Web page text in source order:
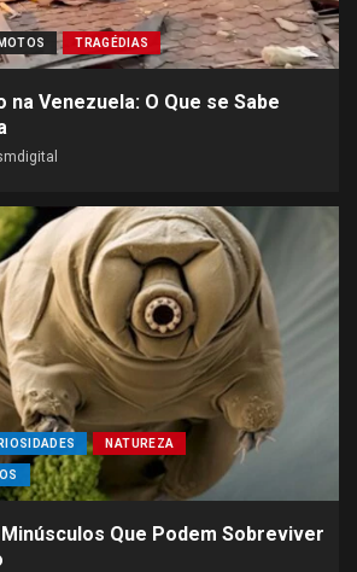
TRAGÉDIAS
Venezuela: O Que se Sabe
NATUREZA
Que Podem Sobreviver